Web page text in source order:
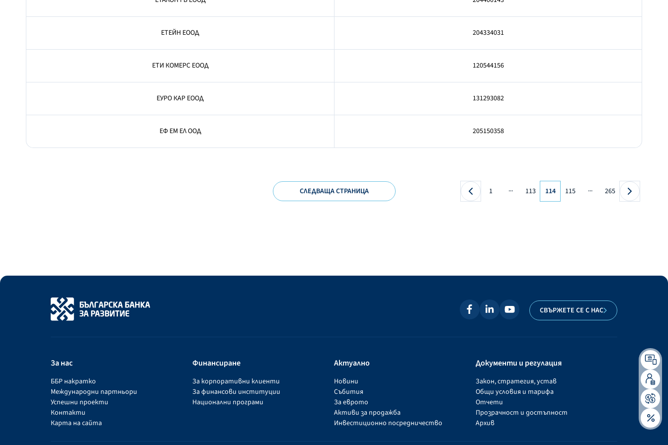
ЕТЕЙН ЕООД 204334031
ЕТИ КОМЕРС ЕООД 120544156
ЕУРО КАР ЕООД 131293082
ЕФ ЕМ ЕЛ ООД 205150358
СЛЕДВАЩА СТРАНИЦА 1 ... 113 114 115 ... 265
СВЪРЖЕТЕ СЕ С НАС
За нас
ББР накратко
Международни партньори
Успешни проекти
Контакти
Карта на сайта
Финансиране
За корпоративни клиенти
За финансови институции
Национални програми
Актуално
Новини
Събития
За еврото
Активи за продажба
Инвестиционно посредничество
Документи и регулация
Закон, стратегия, устав
Общи условия и тарифа
Отчети
Прозрачност и достъпност
Архив